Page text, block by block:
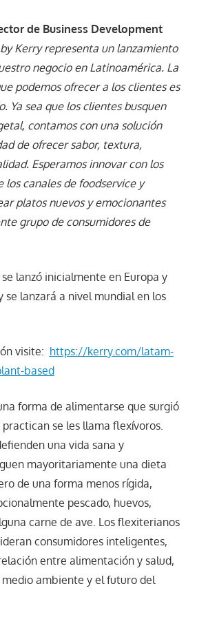
de Business Development
Kerry representa un lanzamiento
negocio en Latinoamérica. La
podemos ofrecer a los clientes es
Ya sea que los clientes busquen
contamos con una solución
de ofrecer sabor, textura,
Esperamos innovar con los
los canales de foodservice y
platos nuevos y emocionantes
grupo de consumidores de
lanzó inicialmente en Europa y
se lanzará a nivel mundial en los
visite: https://kerry.com/latam-
based
forma de alimentarse que surgió
practican se les llama flexívoros.
una vida sana y
mayoritariamente una dieta
de una forma menos rígida,
pescado, huevos,
carne de ave. Los flexiterianos
consumidores inteligentes,
entre alimentación y salud,
ambiente y el futuro del